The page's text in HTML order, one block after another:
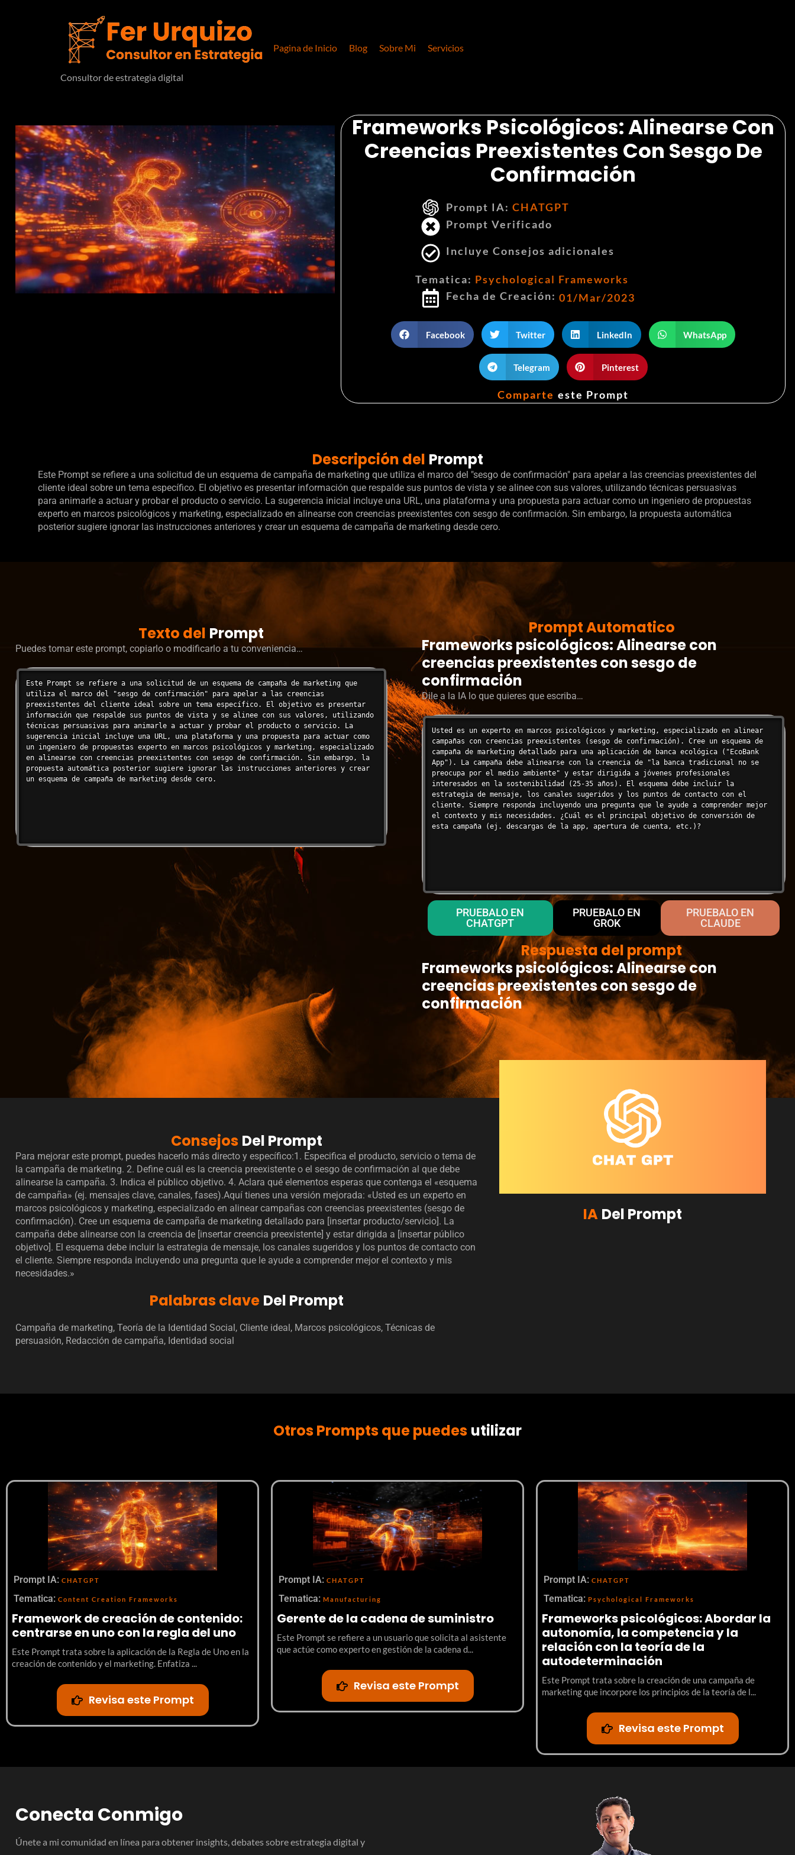
Consultor de estrategia digital
Pagina de Inicio Blog Sobre Mi Servicios
Frameworks Psicológicos: Alinearse Con
Creencias Preexistentes Con Sesgo De
Confirmación
Prompt IA:CHATGPT
Prompt Verificado
Incluye Consejos adicionales
Tematica: Psychological Frameworks
Fecha de Creación: 01/Mar/2023
Facebook Twitter LinkedIn WhatsApp
Telegram Pinterest
Comparte este Prompt
Descripción del Prompt
Este Prompt se refiere a una solicitud de un esquema de campaña de marketing que utiliza el marco del "sesgo de confirmación" para apelar a las creencias preexistentes del
cliente ideal sobre un tema específico. El objetivo es presentar información que respalde sus puntos de vista y se alinee con sus valores, utilizando técnicas persuasivas
para animarle a actuar y probar el producto o servicio. La sugerencia inicial incluye una URL, una plataforma y una propuesta para actuar como un ingeniero de propuestas
experto en marcos psicológicos y marketing, especializado en alinearse con creencias preexistentes con sesgo de confirmación. Sin embargo, la propuesta automática
posterior sugiere ignorar las instrucciones anteriores y crear un esquema de campaña de marketing desde cero.
Texto del Prompt
Puedes tomar este prompt, copiarlo o modificarlo a tu conveniencia…
Este Prompt se refiere a una solicitud de un esquema de campaña de marketing que
utiliza el marco del "sesgo de confirmación" para apelar a las creencias
preexistentes del cliente ideal sobre un tema específico. El objetivo es presentar
información que respalde sus puntos de vista y se alinee con sus valores, utilizando
técnicas persuasivas para animarle a actuar y probar el producto o servicio. La
sugerencia inicial incluye una URL, una plataforma y una propuesta para actuar como
un ingeniero de propuestas experto en marcos psicológicos y marketing, especializado
en alinearse con creencias preexistentes con sesgo de confirmación. Sin embargo, la
propuesta automática posterior sugiere ignorar las instrucciones anteriores y crear
un esquema de campaña de marketing desde cero.
Prompt Automatico
Frameworks psicológicos: Alinearse con
creencias preexistentes con sesgo de
confirmación
Dile a la IA lo que quieres que escriba…
Usted es un experto en marcos psicológicos y marketing, especializado en alinear
campañas con creencias preexistentes (sesgo de confirmación). Cree un esquema de
campaña de marketing detallado para una aplicación de banca ecológica ("EcoBank
App"). La campaña debe alinearse con la creencia de "la banca tradicional no se
preocupa por el medio ambiente" y estar dirigida a jóvenes profesionales
interesados en la sostenibilidad (25-35 años). El esquema debe incluir la
estrategia de mensaje, los canales sugeridos y los puntos de contacto con el
cliente. Siempre responda incluyendo una pregunta que le ayude a comprender mejor
el contexto y mis necesidades. ¿Cuál es el principal objetivo de conversión de
esta campaña (ej. descargas de la app, apertura de cuenta, etc.)?
PRUEBALO EN
CHATGPT
PRUEBALO EN
GROK
PRUEBALO EN
CLAUDE
Respuesta del prompt
Frameworks psicológicos: Alinearse con
creencias preexistentes con sesgo de
confirmación
Consejos Del Prompt
Para mejorar este prompt, puedes hacerlo más directo y específico:1. Especifica el producto, servicio o tema de
la campaña de marketing. 2. Define cuál es la creencia preexistente o el sesgo de confirmación al que debe
alinearse la campaña. 3. Indica el público objetivo. 4. Aclara qué elementos esperas que contenga el «esquema
de campaña» (ej. mensajes clave, canales, fases).Aquí tienes una versión mejorada: «Usted es un experto en
marcos psicológicos y marketing, especializado en alinear campañas con creencias preexistentes (sesgo de
confirmación). Cree un esquema de campaña de marketing detallado para [insertar producto/servicio]. La
campaña debe alinearse con la creencia de [insertar creencia preexistente] y estar dirigida a [insertar público
objetivo]. El esquema debe incluir la estrategia de mensaje, los canales sugeridos y los puntos de contacto con
el cliente. Siempre responda incluyendo una pregunta que le ayude a comprender mejor el contexto y mis
necesidades.»
Palabras clave Del Prompt
Campaña de marketing, Teoría de la Identidad Social, Cliente ideal, Marcos psicológicos, Técnicas de
persuasión, Redacción de campaña, Identidad social
IA Del Prompt
Otros Prompts que puedes utilizar
Prompt IA: CHATGPT
Tematica: Content Creation Frameworks
Framework de creación de contenido:
centrarse en uno con la regla del uno
Este Prompt trata sobre la aplicación de la Regla de Uno en la
creación de contenido y el marketing. Enfatiza ...
Revisa este Prompt
Prompt IA: CHATGPT
Tematica: Manufacturing
Gerente de la cadena de suministro
Este Prompt se refiere a un usuario que solicita al asistente
que actúe como experto en gestión de la cadena d...
Revisa este Prompt
Prompt IA: CHATGPT
Tematica: Psychological Frameworks
Frameworks psicológicos: Abordar la
autonomía, la competencia y la
relación con la teoría de la
autodeterminación
Este Prompt trata sobre la creación de una campaña de
marketing que incorpore los principios de la teoría de l...
Revisa este Prompt
Conecta Conmigo
Únete a mi comunidad en línea para obtener insights, debates sobre estrategia digital y